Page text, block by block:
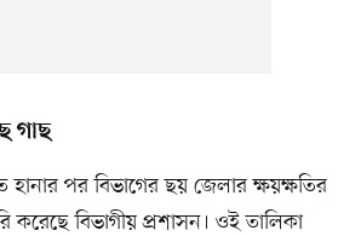
গাছ
হানার পর বিভাগের ছয় জেলার ক্ষয়ক্ষতির
করেছে বিভাগীয় প্রশাসন। ওই তালিকা